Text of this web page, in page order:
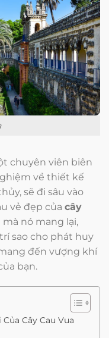
chuyên viên biên
về thiết kế
sẽ đi sâu vào
vẻ đẹp của cây
nó mang lại,
sao cho phát huy
đến vượng khí
bạn.
Cây Cau Vua